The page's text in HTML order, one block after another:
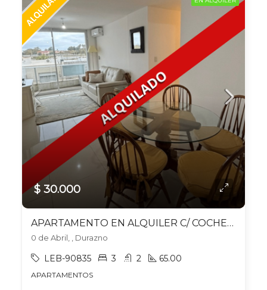
$ 30.000
APARTAMENTO EN ALQUILER C/ COCHERA EN DURAZNO
0 de Abril, , Durazno
LEB-90835 3 2 65.00
APARTAMENTOS